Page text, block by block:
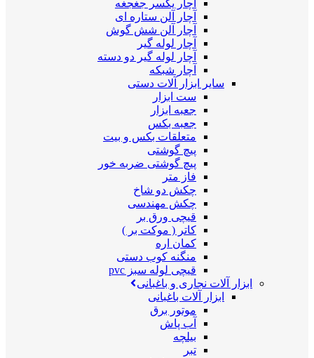
آچار یکسر جغجغه
آچار آلن ستاره ای
آچار آلن شش گوش
آچار لوله گیر
آچار لوله گیر دو دسته
آچار شبکه
سایر ابزار آلات دستی
ست ابزار
جعبه ابزار
جعبه بکس
متعلقات بکس و بیت
پیچ گوشتی
پیچ گوشتی ضربه خور
فاز متر
چکش دو شاخ
چکش مهندسی
قیچی ورق بر
کاتر ( موکت بر )
کمان اره
منگنه کوب دستی
قیچی لوله سبز pvc
ابزار آلات نجاری و باغبانی
ابزار آلات باغبانی
موتور برق
آب پاش
بیلچه
تبر